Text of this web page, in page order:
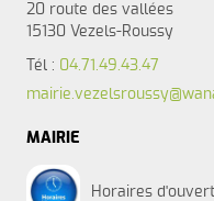
20 route des vallées
15130 Vezels-Roussy
Tél : 04.71.49.43.47
MAIRIE
Horaires